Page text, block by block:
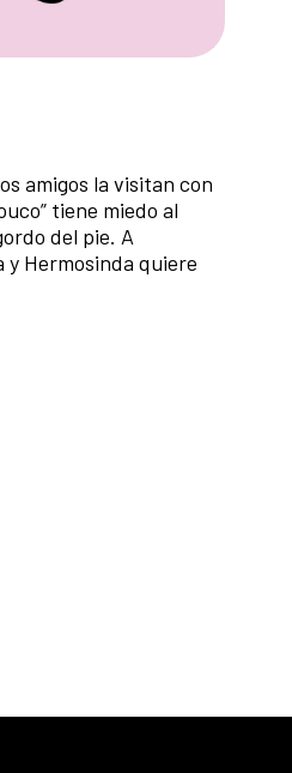
amigos la visitan con
tiene miedo al
del pie. A
y Hermosinda quiere